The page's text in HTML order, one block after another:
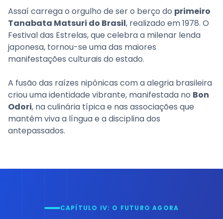
Assaí carrega o orgulho de ser o berço do primeiro
Tanabata Matsuri do Brasil, realizado em 1978. O
Festival das Estrelas, que celebra a milenar lenda
japonesa, tornou-se uma das maiores
manifestações culturais do estado.
A fusão das raízes nipônicas com a alegria brasileira
criou uma identidade vibrante, manifestada no Bon
Odori, na culinária típica e nas associações que
mantêm viva a língua e a disciplina dos
antepassados.
CAPÍTULO IV: O FUTURO AGORA